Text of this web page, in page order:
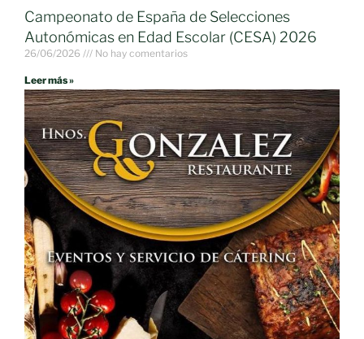
Campeonato de España de Selecciones
Autonómicas en Edad Escolar (CESA) 2026
26/06/2026 No hay comentarios
Leer más »